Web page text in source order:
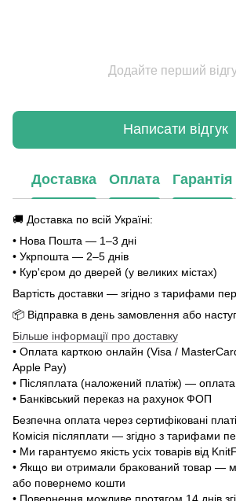
Додайте перший
Написати відгук
Доставка Оплата Гарантія
🚚 Доставка по всій Україні:
• Нова Пошта — 1–3 дні
• Укрпошта — 2–5 днів
• Кур'єром до дверей (у великих містах)
Вартість доставки — згідно з тарифами
📦 Відправка в день замовлення або
Більше інформації про доставку
• Оплата карткою онлайн (Visa /
Apple Pay)
• Післяплата (наложений платіж) —
• Банківський переказ на рахунок ФОП
Безпечна оплата через сертифіковані
Комісія післяплати — згідно з тарифами
• Ми гарантуємо якість усіх товарів від
• Якщо ви отримали бракований товар —
або повернемо кошти
• Повернення можливе протягом 14 днів